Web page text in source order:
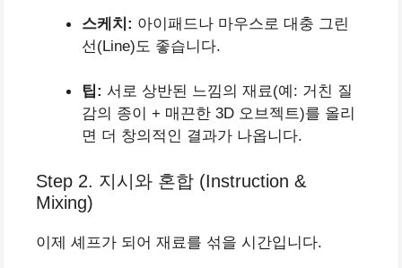
스케치: 아이패드나 마우스로 대충 그린
선(Line)도 좋습니다.
팁: 서로 상반된 느낌의 재료(예: 거친 질
감의 종이 + 매끈한 3D 오브젝트)를 올리
면 더 창의적인 결과가 나옵니다.
Step 2. 지시와 혼합 (Instruction &
Mixing)
이제 셰프가 되어 재료를 섞을 시간입니다.